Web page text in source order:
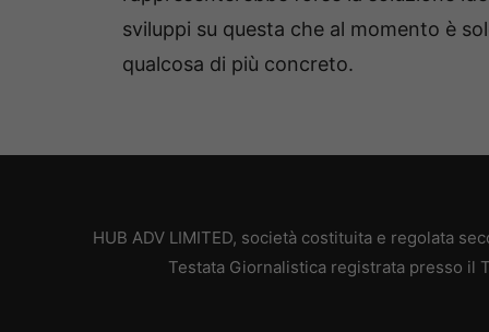
sviluppi su questa che al momento è
qualcosa di più concreto.
HUB ADV LIMITED, società costituita e regolata
Testata Giornalistica registrata presso il